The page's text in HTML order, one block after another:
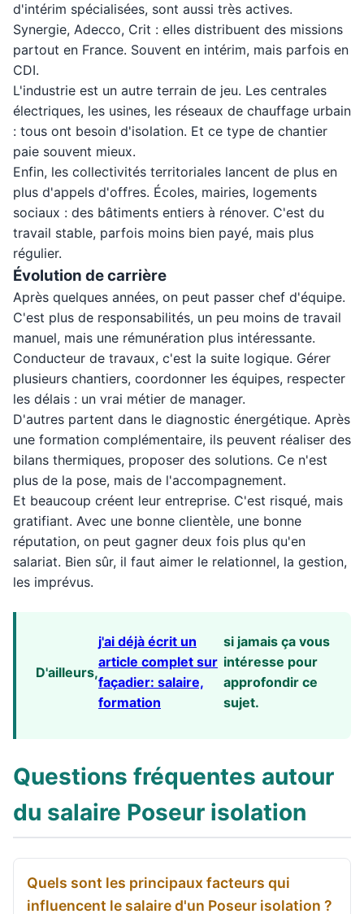
d'intérim spécialisées, sont aussi très actives.
Synergie, Adecco, Crit : elles distribuent des missions
partout en France. Souvent en intérim, mais parfois en
CDI.
L'industrie est un autre terrain de jeu. Les centrales
électriques, les usines, les réseaux de chauffage urbain
: tous ont besoin d'isolation. Et ce type de chantier
paie souvent mieux.
Enfin, les collectivités territoriales lancent de plus en
plus d'appels d'offres. Écoles, mairies, logements
sociaux : des bâtiments entiers à rénover. C'est du
travail stable, parfois moins bien payé, mais plus
régulier.
Évolution de carrière
Après quelques années, on peut passer chef d'équipe.
C'est plus de responsabilités, un peu moins de travail
manuel, mais une rémunération plus intéressante.
Conducteur de travaux, c'est la suite logique. Gérer
plusieurs chantiers, coordonner les équipes, respecter
les délais : un vrai métier de manager.
D'autres partent dans le diagnostic énergétique. Après
une formation complémentaire, ils peuvent réaliser des
bilans thermiques, proposer des solutions. Ce n'est
plus de la pose, mais de l'accompagnement.
Et beaucoup créent leur entreprise. C'est risqué, mais
gratifiant. Avec une bonne clientèle, une bonne
réputation, on peut gagner deux fois plus qu'en
salariat. Bien sûr, il faut aimer le relationnel, la gestion,
les imprévus.
D'ailleurs,
j'ai déjà écrit un
article complet sur
façadier: salaire,
formation
si jamais ça vous
intéresse pour
approfondir ce
sujet.
Questions fréquentes autour
du salaire Poseur isolation
Quels sont les principaux facteurs qui
influencent le salaire d'un Poseur isolation ?